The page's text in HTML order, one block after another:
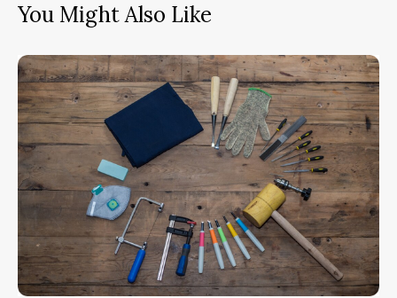
You Might Also Like